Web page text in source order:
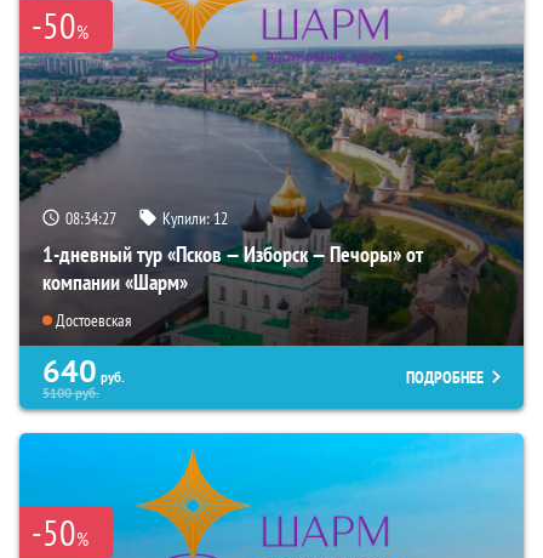
-50%
08:34:26 Купили:12
1-дневный тур «Псков — Изборск — Печоры» от
компании «Шарм»
Достоевская
640 руб.
5100руб.
ПОДРОБНЕЕ
-50%